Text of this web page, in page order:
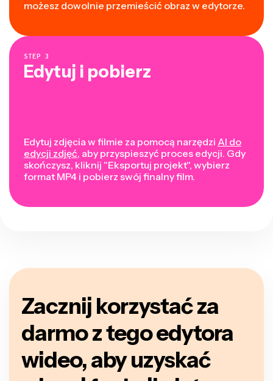
możesz dowolnie przemieścić obraz w edytorze.
STEP 3
Edytuj i pobierz
Edytuj zdjęcia w filmie za pomocą narzędzi AI do
edycji zdjęć, aby przyspieszyć proces edycji. Gdy
skończysz, kliknij "Eksportuj projekt", wybierz
format MP4 i pobierz swój finalny film.
Zacznij korzystać za
darmo z tego edytora
wideo, aby uzyskać